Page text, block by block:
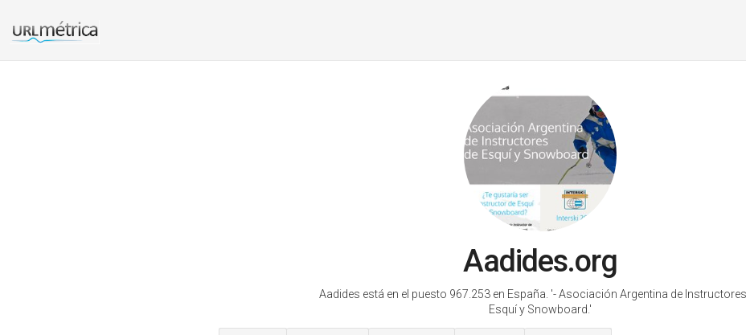
Aadides.org
Aadides está en el puesto 967.253 en España. '- Asociación Argentina de
Esquí y Snowboard.'